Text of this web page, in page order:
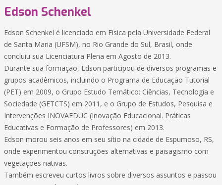
Edson Schenkel
Edson Schenkel é licenciado em Física pela Universidade Federal
de Santa Maria (UFSM), no Rio Grande do Sul, Brasil, onde
concluiu sua Licenciatura Plena em Agosto de 2013.
Durante sua formação, Edson participou de diversos programas e
grupos acadêmicos, incluindo o Programa de Educação Tutorial
(PET) em 2009, o Grupo Estudo Temático: Ciências, Tecnologia e
Sociedade (GETCTS) em 2011, e o Grupo de Estudos, Pesquisa e
Intervenções INOVAEDUC (Inovação Educacional. Práticas
Educativas e Formação de Professores) em 2013.
Edson morou seis anos em seu sítio na cidade de Espumoso, RS,
onde experimentou construções alternativas e paisagismo com
vegetações nativas.
Também escreveu curtos livros sobre diversos assuntos e passou